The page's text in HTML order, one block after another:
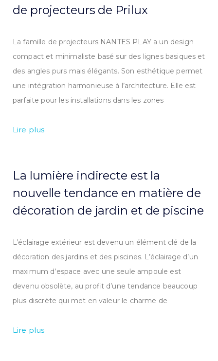
de projecteurs de Prilux
La famille de projecteurs NANTES PLAY a un design
compact et minimaliste basé sur des lignes basiques et
des angles purs mais élégants. Son esthétique permet
une intégration harmonieuse à l’architecture. Elle est
parfaite pour les installations dans les zones
Lire plus
La lumière indirecte est la
nouvelle tendance en matière de
décoration de jardin et de piscine
L’éclairage extérieur est devenu un élément clé de la
décoration des jardins et des piscines. L’éclairage d’un
maximum d’espace avec une seule ampoule est
devenu obsolète, au profit d’une tendance beaucoup
plus discrète qui met en valeur le charme de
Lire plus